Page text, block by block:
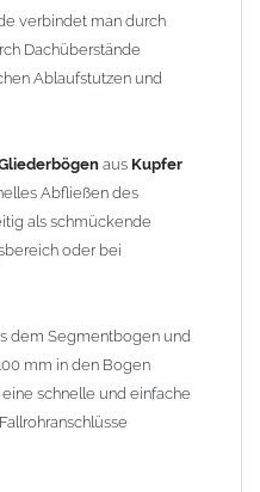
bis Mitte Fallrohr
werden die Gliederbögen 2-
angefertigt -
verbindet man durch
Dachüberstände
Ablaufstutzen und
aus Kupfer
Abfließen des
als schmückende
oder bei
dem Segmentbogen und
mm in den Bogen
schnelle und einfache